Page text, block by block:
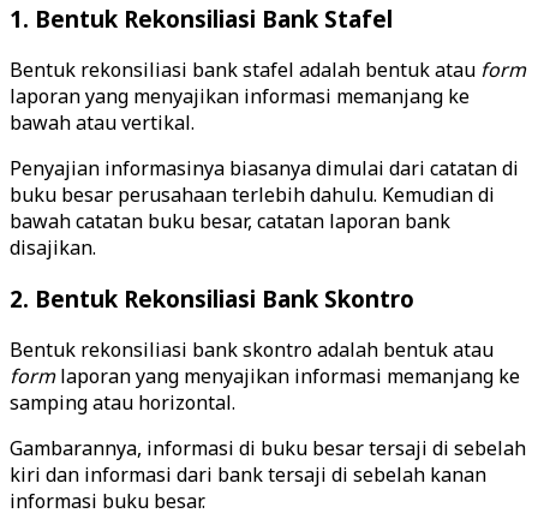
1. Bentuk Rekonsiliasi Bank Stafel
Bentuk rekonsiliasi bank stafel adalah bentuk atau form
laporan yang menyajikan informasi memanjang ke
bawah atau vertikal.
Penyajian informasinya biasanya dimulai dari catatan di
buku besar perusahaan terlebih dahulu. Kemudian di
bawah catatan buku besar, catatan laporan bank
disajikan.
2. Bentuk Rekonsiliasi Bank Skontro
Bentuk rekonsiliasi bank skontro adalah bentuk atau
formlaporan yang menyajikan informasi memanjang ke
samping atau horizontal.
Gambarannya, informasi di buku besar tersaji di sebelah
kiri dan informasi dari bank tersaji di sebelah kanan
informasi buku besar.